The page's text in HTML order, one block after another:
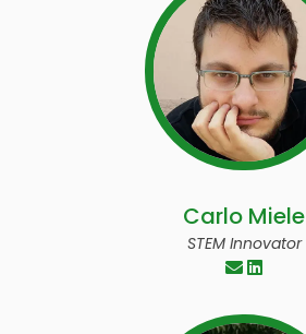
Carlo Miele
STEM Innovator